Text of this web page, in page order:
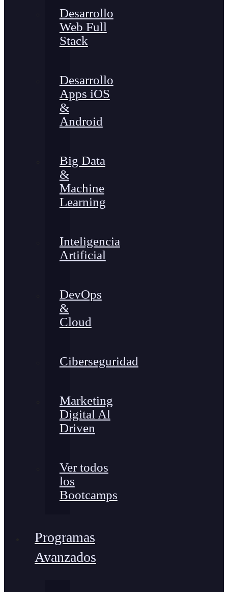
Desarrollo
Web Full
Stack
Desarrollo
Apps iOS
&
Android
Big Data
&
Machine
Learning
Inteligencia
Artificial
DevOps
&
Cloud
Ciberseguridad
Marketing
Digital Al
Driven
Ver todos
los
Bootcamps
Programas
Avanzados